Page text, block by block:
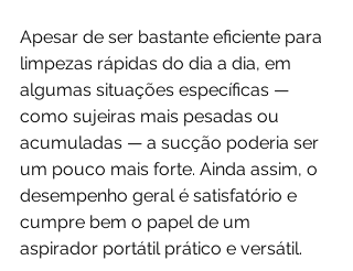
Apesar de ser bastante eficiente para
limpezas rápidas do dia a dia, em
algumas situações específicas —
como sujeiras mais pesadas ou
acumuladas — a sucção poderia ser
um pouco mais forte. Ainda assim, o
desempenho geral é satisfatório e
cumpre bem o papel de um
aspirador portátil prático e versátil.